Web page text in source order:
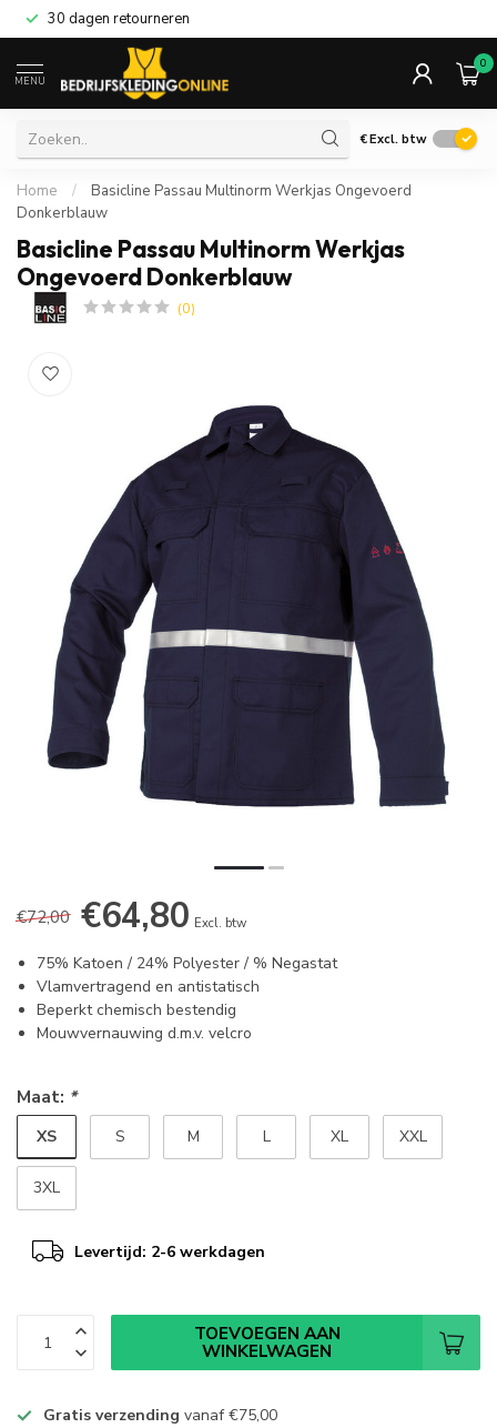
30 dagen retourneren
MENU
0
€Excl. btw
Home /
Basicline Passau Multinorm Werkjas Ongevoerd
Donkerblauw
Basicline Passau Multinorm Werkjas
Ongevoerd Donkerblauw
(0)
€72,00 €64,80 Excl. btw
75% Katoen / 24% Polyester / % Negastat
Vlamvertragend en antistatisch
Beperkt chemisch bestendig
Mouwvernauwing d.m.v. velcro
Maat: *
XS S M L XL XXL
3XL
Levertijd: 2-6 werkdagen
TOEVOEGEN AAN
WINKELWAGEN
Gratis verzending vanaf€75,00